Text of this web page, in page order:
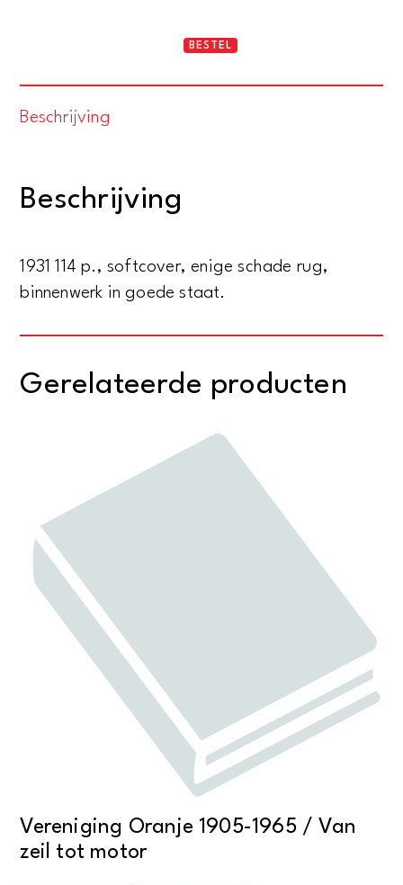
Sailing
Notes
aantal
BESTEL
Beschrijving
Beschrijving
1931 114 p., softcover, enige schade rug,
binnenwerk in goede staat.
Gerelateerde producten
Vereniging Oranje 1905-1965 / Van
zeil tot motor